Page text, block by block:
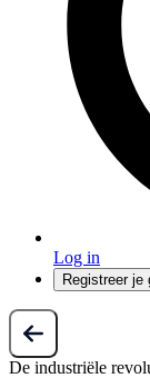
Log in
Registreer je
De industriële